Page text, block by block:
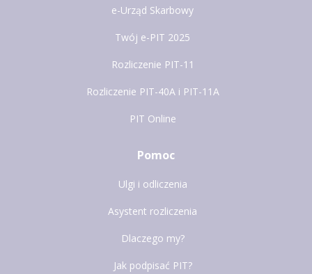
e-Urząd Skarbowy
Twój e-PIT 2025
Rozliczenie PIT-11
Rozliczenie PIT-40A i PIT-11A
PIT Online
Pomoc
Ulgi i odliczenia
Asystent rozliczenia
Dlaczego my?
Jak podpisać PIT?